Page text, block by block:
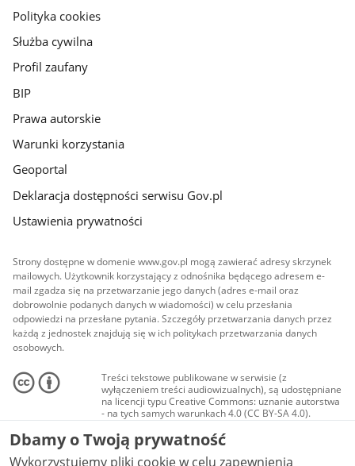
gov.pl
Polityka cookies
Służba cywilna
Profil zaufany
BIP
Prawa autorskie
Warunki korzystania
Geoportal
Deklaracja dostępności serwisu Gov.pl
Ustawienia prywatności
Strony dostępne w domenie www.gov.pl mogą zawierać adresy skrzynek
mailowych. Użytkownik korzystający z odnośnika będącego adresem e-
mail zgadza się na przetwarzanie jego danych (adres e-mail oraz
dobrowolnie podanych danych w wiadomości) w celu przesłania
odpowiedzi na przesłane pytania. Szczegóły przetwarzania danych przez
każdą z jednostek znajdują się w ich politykach przetwarzania danych
osobowych.
Treści tekstowe publikowane w serwisie (z
wyłączeniem treści audiowizualnych), są udostępniane
na licencji typu Creative Commons: uznanie autorstwa
- na tych samych warunkach 4.0 (CC BY-SA 4.0).
Materiały audiowizualne, w tym zdjęcia, materiały
audio i wideo, są udostępniane na licencji typu
Creative Commons: uznanie autorstwa użycie
niekomercyjne - bez utworów zależnych 4.0 (CC BY-
Dbamy o Twoją prywatność
Wykorzystujemy pliki cookie w celu zapewnienia